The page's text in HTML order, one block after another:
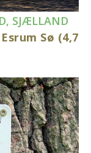
, SJÆLLAND
Sø (4,7